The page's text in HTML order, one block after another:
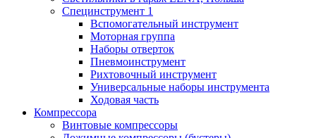
Специнструмент 1
Вспомогательный инструмент
Моторная группа
Наборы отверток
Пневмоинструмент
Рихтовочный инструмент
Универсальные наборы инструмента
Ходовая часть
Компрессора
Винтовые компрессоры